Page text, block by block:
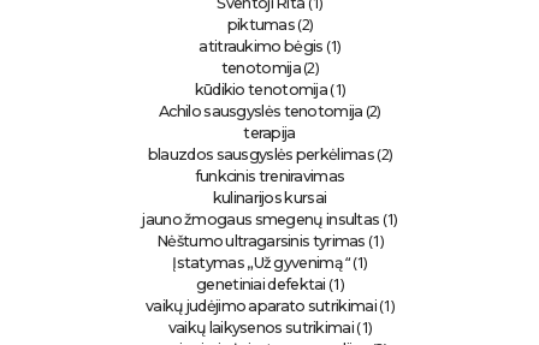
piktumas (2)
atitraukimo bėgis (1)
tenotomija(2)
kūdikio tenotomija (1)
Achilo sausgyslės tenotomija (2)
terapija
blauzdos sausgyslės perkėlimas(2)
funkcinis treniravimas
kulinarijos kursai
jauno žmogaus smegenų insultas (1)
Nėštumo ultragarsinis tyrimas (1)
Įstatymas „Už gyvenimą“ (1)
genetiniai defektai (1)
vaikų judėjimo aparato sutrikimai(1)
vaikų laikysenos sutrikimai(1)